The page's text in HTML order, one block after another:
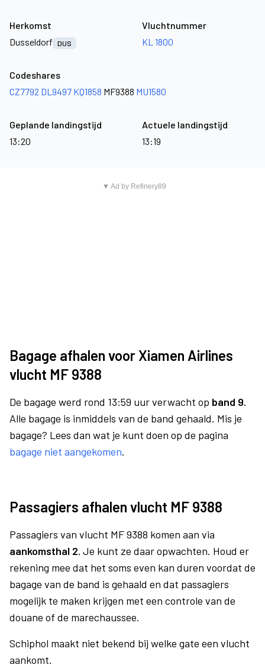
Herkomst
Dusseldorf
DUS
Vluchtnummer
KL 1800
Codeshares
CZ7792 DL9497 KQ1858 MF9388 MU1580
Geplande landingstijd
13:20
Actuele landingstijd
13:19
▼ Ad by Refinery89
Bagage afhalen voor Xiamen Airlines
vlucht MF 9388
De bagage werd rond 13:59 uur verwacht op band 9.
Alle bagage is inmiddels van de band gehaald. Mis je
bagage? Lees dan wat je kunt doen op de pagina
bagage niet aangekomen.
Passagiers afhalen vlucht MF 9388
Passagiers van vlucht MF 9388 komen aan via
aankomsthal 2. Je kunt ze daar opwachten. Houd er
rekening mee dat het soms even kan duren voordat de
bagage van de band is gehaald en dat passagiers
mogelijk te maken krijgen met een controle van de
douane of de marechaussee.
Schiphol maakt niet bekend bij welke gate een vlucht
aankomt.